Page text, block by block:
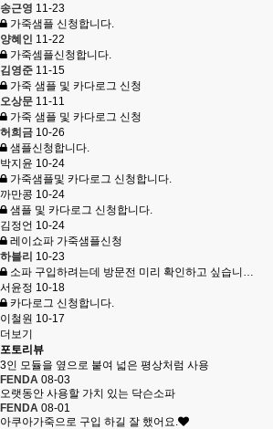
송근영 11-23
가죽샘플 신청합니다.
양혜인 11-22
가죽셈플신청합니다.
김영준 11-15
가죽 샘플 및 카다로그 신청
오상문 11-11
가죽 샘플 및 카다로그 신청
허희금 10-26
샘플신청합니다.
박지윤 10-24
가죽샘플및 카다로그 신청합니다.
까만콩 10-24
샘플 및 카다로그 신청합니다.
김정언 10-24
레이쇼파 가죽샘플신청
하블리 10-23
소파 구입하려는데 방문전 미리 확인하고 싶습니…
서윤정 10-18
카다로그 신청합니다.
이철원 10-17
더보기
포토리뷰
3인 모듈을 옆으로 붙여 넓은 평상처럼 사용
FENDA 08-03
오랫동안 사용할 가치 있는 닥슨소파
FENDA 08-01
아쿠아가죽으로 구입 하길 잘 했어요.